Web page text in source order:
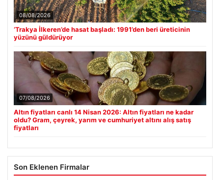
08/08/2026
‘Trakya İlkeren’de hasat başladı: 1991’den beri üreticinin
yüzünü güldürüyor
07/08/2026
Altın fiyatları canlı 14 Nisan 2026: Altın fiyatları ne kadar
oldu? Gram, çeyrek, yarım ve cumhuriyet altını alış satış
fiyatları
Son Eklenen Firmalar